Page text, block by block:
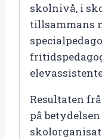
skolnivå, i
tillsammans
Resultaten
på